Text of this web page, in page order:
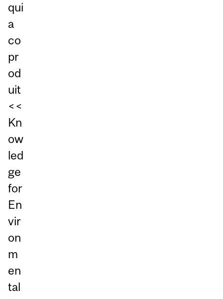
qui
a
co
pr
od
uit
<<
Kn
ow
led
ge
for
En
vir
on
m
en
tal